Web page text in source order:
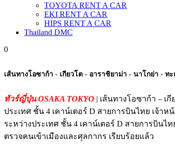
TOYOTA RENT A CAR
EKI RENT A CAR
HIPS RENT A CAR
Thailand DMC
0
เส้นทางโอซาก้า - เกียวโต - อาราชิยาม่า - นาโกย่า - ท
ทัวร์ญี่ปุ่น OSAKA TOKYO | เส้นทางโอซาก้า –
ประเทศ ชั้น 4 เคาน์เตอร์ D สายการบินไทย เจ้
ระหว่างประเทศ ชั้น 4 เคาน์เตอร์ D สายการบิ
ตรวจคนเข้าเมืองและศุลกากร เรียบร้อยแล้ว